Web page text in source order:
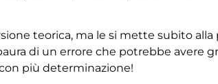
teorica, ma le si mette subito
di un errore che potrebbe avere
più determinazione!